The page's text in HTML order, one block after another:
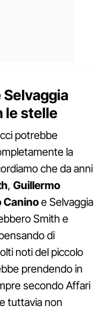
le stelle
potrebbe
la
che da anni
, Guillermo
Caninoe Selvaggia
Smith e
di
noti del piccolo
prendendo in
secondo Affari
tuttavia non